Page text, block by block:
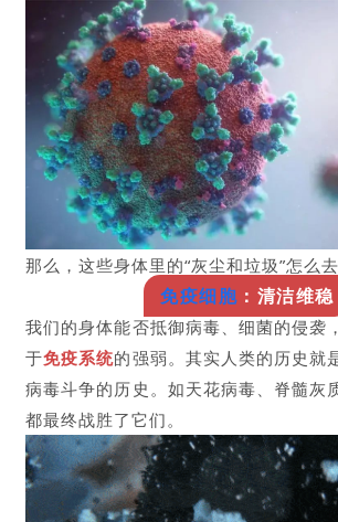
那么，这些身体里的“灰尘和垃圾”怎么
免疫细胞 ：清洁维稳
我们的身体能否抵御病毒、细菌的侵袭
于免疫系统的强弱。其实人类的历史就
病毒斗争的历史。如天花病毒、脊髓灰
都最终战胜了它们。